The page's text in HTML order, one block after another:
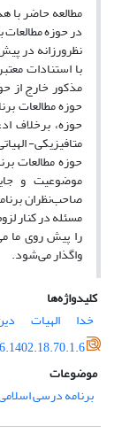
مطالعه حاضر
در حوزه
نظرورزانه در
با استنادات
مذکور خارج از
حوزه مطالعات
حوزه، برخلاف
متافیزیکی-
حوزه مطالعات
موضوعیت و
صاحب‌نظران
مسئله در کنار
را پیش روی ما
واگذار می‌شود.
کلیدواژه‌ها
خدا
الهیات
موضوعات
برنامه درسی